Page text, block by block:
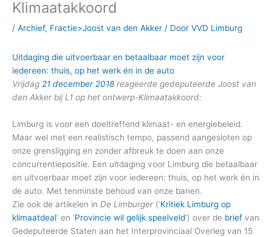
Klimaatakkoord
/ Archief, Fractie>Joost van den Akker / Door VVD Limburg
Uitdaging die uitvoerbaar en betaalbaar moet zijn voor
iedereen: thuis, op het werk én in de auto
Vrijdag 21 december 2018 reageerde gedeputeerde Joost van
den Akker bij L1 op het ontwerp-Klimaatakkoord:
Limburg is voor een doeltreffend klimaat- en energiebeleid.
Maar wel met een realistisch tempo, passend aangesloten op
onze grensligging en zonder afbreuk te doen aan onze
concurrentiepositie. Een uitdaging voor Limburg die betaalbaar
en uitvoerbaar moet zijn voor iedereen: thuis, op het werk én in
de auto. Met tenminste behoud van onze banen.
Zie ook de artikelen in De Limburger(‘Kritiek Limburg op
klimaatdeal‘ en ‘Provincie wil gelijk speelveld‘) over de brief van
Gedeputeerde Staten aan het Interprovinciaal Overleg van 15